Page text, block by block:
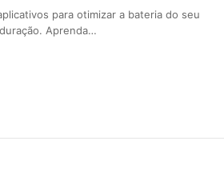
para otimizar a bateria do seu
Aprenda…